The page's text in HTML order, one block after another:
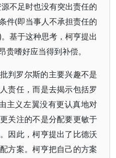
不足时也没有突出责任的
件(即当事人不承担责任的
基于这种思考，柯亨提出
嗜好应当得到补偿。
判罗尔斯的主要兴趣不是
责任，而是去揭示包括罗
主义左翼没有更认真地对
关注的不是分配要更敏于
因此，柯亨提出了比德沃
方案。柯亨把自己的方案